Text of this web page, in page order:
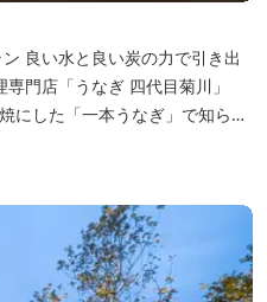
出
にした「一本うなぎ」で知られ
選し、皮をパリッと焼き上げて
な食感を実現。 鮮度抜群の鰻を
します。素材から炭まで、鰻の